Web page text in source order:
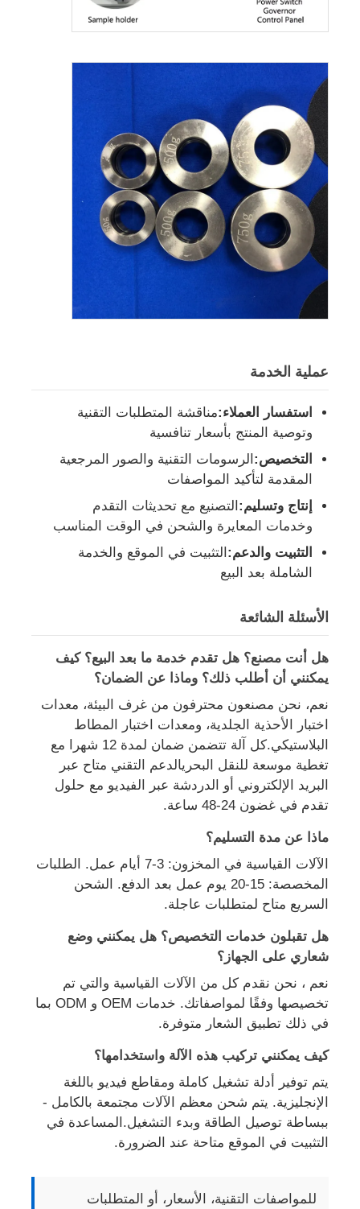
عملية الخدمة
استفسار العملاء:مناقشة المتطلبات التقنية
وتوصية المنتج بأسعار تنافسية
التخصيص: الرسومات التقنية والصور المرجعية
المقدمة لتأكيد المواصفات
إنتاج وتسليم: التصنيع مع تحديثات التقدم
وخدمات المعايرة والشحن في الوقت المناسب
التثبيت والدعم: التثبيت في الموقع والخدمة
الشاملة بعد البيع
الأسئلة الشائعة
هل أنت مصنع؟ هل تقدم خدمة ما بعد البيع؟ كيف
يمكنني أن أطلب ذلك؟ وماذا عن الضمان؟
نعم، نحن مصنعون محترفون من غرف البيئة، معدات
اختبار الأحذية الجلدية، ومعدات اختبار المطاط
البلاستيكي.كل آلة تتضمن ضمان لمدة 12 شهرا مع
تغطية موسعة للنقل البحريالدعم التقني متاح عبر
البريد الإلكتروني أو الدردشة عبر الفيديو مع حلول
تقدم في غضون 24-48 ساعة.
ماذا عن مدة التسليم؟
الآلات القياسية في المخزون: 3-7 أيام عمل. الطلبات
المخصصة: 15-20 يوم عمل بعد الدفع. الشحن
السريع متاح لمتطلبات عاجلة.
هل تقبلون خدمات التخصيص؟ هل يمكنني وضع
شعاري على الجهاز؟
نعم ، نحن نقدم كل من الآلات القياسية والتي تم
تخصيصها وفقًا لمواصفاتك. خدمات OEM و ODM بما
في ذلك تطبيق الشعار متوفرة.
كيف يمكنني تركيب هذه الآلة واستخدامها؟
يتم توفير أدلة تشغيل كاملة ومقاطع فيديو باللغة
الإنجليزية. يتم شحن معظم الآلات مجتمعة بالكامل -
ببساطة توصيل الطاقة وبدء التشغيل.المساعدة في
التثبيت في الموقع متاحة عند الضرورة.
للمواصفات التقنية، الأسعار، أو المتطلبات